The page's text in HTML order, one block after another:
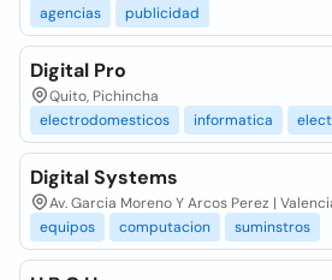
agencias
publicidad
Digital Pro
Quito, Pichincha
electrodomesticos
informatica
Digital Systems
Av. Garcia Moreno Y Arcos Perez |
equipos
computacion suminstros